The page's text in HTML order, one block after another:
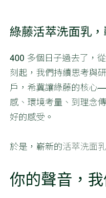
綠藤活萃洗面乳
400 多個日子過去了，
刻起，我們持續思考與
戶，希冀讓綠藤的核心
感、環境考量、到理念
好的感受。
於是，嶄新的活萃洗面乳
你的聲音，我